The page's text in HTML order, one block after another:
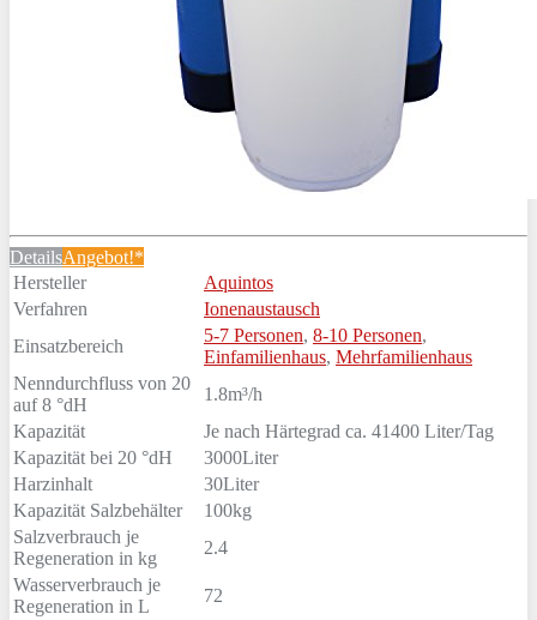
DetailsAngebot!*
Hersteller
Aquintos
Verfahren
Ionenaustausch
Einsatzbereich
5-7 Personen, 8-10 Personen,
Einfamilienhaus, Mehrfamilienhaus
Nenndurchfluss von 20
auf 8 °dH
1.8m³/h
Kapazität
Je nach Härtegrad ca. 41400 Liter/Tag
Kapazität bei 20 °dH
3000Liter
Harzinhalt
30Liter
Kapazität Salzbehälter
100kg
Salzverbrauch je
Regeneration in kg
2.4
Wasserverbrauch je
Regeneration in L
72